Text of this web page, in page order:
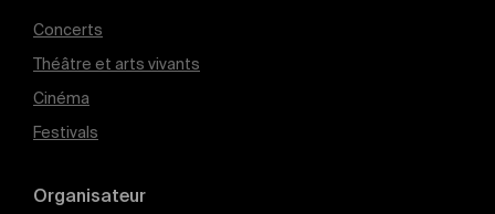
Concerts
Théâtre et arts vivants
Cinéma
Festivals
Organisateur